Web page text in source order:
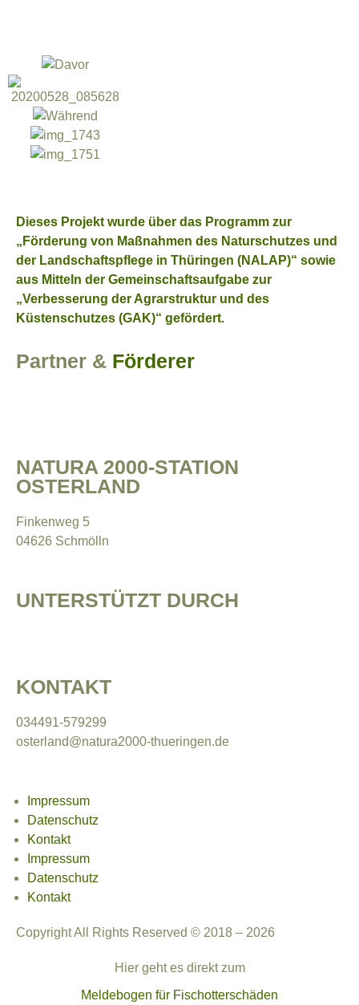
Dieses Projekt wurde über das Programm zur
„Förderung von Maßnahmen des Naturschutzes und
der Landschaftspflege in Thüringen (NALAP)“ sowie
aus Mitteln der Gemeinschaftsaufgabe zur
„Verbesserung der Agrarstruktur und des
Küstenschutzes (GAK)“ gefördert.
Partner & Förderer
NATURA 2000-STATION
OSTERLAND
Finkenweg 5
04626 Schmölln
UNTERSTÜTZT DURCH
KONTAKT
034491-579299
osterland@natura2000-thueringen.de
Impressum
Datenschutz
Kontakt
Impressum
Datenschutz
Kontakt
Copyright All Rights Reserved © 2018 – 2026
Hier geht es direkt zum
Meldebogen für Fischotterschäden